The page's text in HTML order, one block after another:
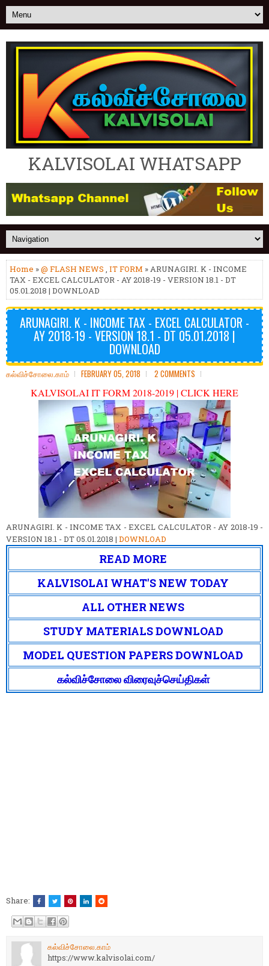
KALVISOLAI WHATSAPP
Home »@ FLASH NEWS , IT FORM » ARUNAGIRI. K - INCOME
TAX - EXCEL CALCULATOR - AY 2018-19 - VERSION 18.1 - DT
05.01.2018 | DOWNLOAD
ARUNAGIRI. K - INCOME TAX - EXCEL CALCULATOR -
AY 2018-19 - VERSION 18.1 - DT 05.01.2018 |
DOWNLOAD
கல்விச்சோலை.காம் FEBRUARY 05, 2018 2 COMMENTS
KALVISOLAI IT FORM 2018-2019 | CLICK HERE
ARUNAGIRI. K - INCOME TAX - EXCEL CALCULATOR - AY 2018-19 -
VERSION 18.1 - DT 05.01.2018 | DOWNLOAD
READ MORE
KALVISOLAI WHAT'S NEW TODAY
ALL OTHER NEWS
STUDY MATERIALS DOWNLOAD
MODEL QUESTION PAPERS DOWNLOAD
கல்விச்சோலை விரைவுச்செய்திகள்
Share:
கல்விச்சோலை.காம்
https://www.kalvisolai.com/